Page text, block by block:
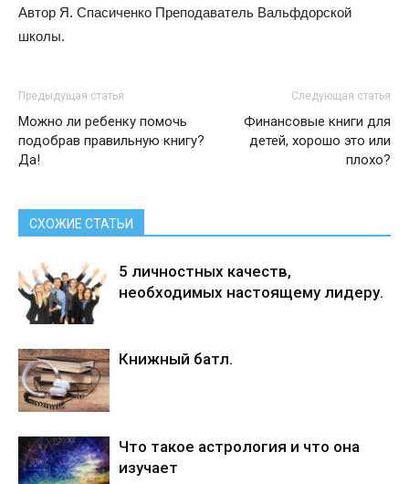
Автор Я. Спасиченко Преподаватель Вальфдорской
школы.
Предыдущая статья
Можно ли ребенку помочь
подобрав правильную книгу?
Да!
Следующая статья
Финансовые книги для
детей, хорошо это или
плохо?
СХОЖИЕ СТАТЬИ
5 личностных качеств,
необходимых настоящему лидеру.
Книжный батл.
Что такое астрология и что она
изучает